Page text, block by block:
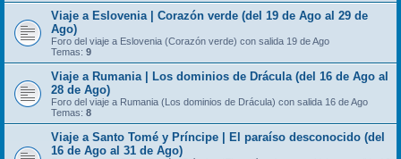
Viaje a Eslovenia | Corazón verde (del 19 de Ago al 29 de
Ago)
Foro del viaje a Eslovenia (Corazón verde) con salida 19 de Ago
Temas: 9
Viaje a Rumania | Los dominios de Drácula (del 16 de Ago al
28 de Ago)
Foro del viaje a Rumania (Los dominios de Drácula) con salida 16 de Ago
Temas: 8
Viaje a Santo Tomé y Príncipe | El paraíso desconocido (del
16 de Ago al 31 de Ago)